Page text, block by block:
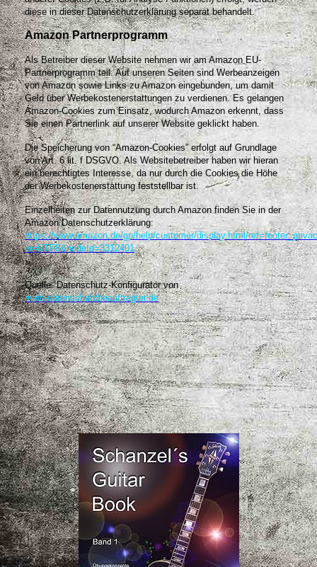
diese in dieser Datenschutzerklärung separat behandelt.
Amazon Partnerprogramm
Als Betreiber dieser Website nehmen wir am Amazon EU-
Partnerprogramm teil. Auf unseren Seiten sind Werbeanzeigen
von Amazon sowie Links zu Amazon eingebunden, um damit
Geld über Werbekostenerstattungen zu verdienen. Es gelangen
Amazon-Cookies zum Einsatz, wodurch Amazon erkennt, dass
Sie einen Partnerlink auf unserer Website geklickt haben.
Die Speicherung von “Amazon-Cookies” erfolgt auf Grundlage
von Art. 6 lit. f DSGVO. Als Websitebetreiber haben wir hieran
ein berechtigtes Interesse, da nur durch die Cookies die Höhe
der Werbekostenerstattung feststellbar ist.
Einzelheiten zur Datennutzung durch Amazon finden Sie in der
Amazon Datenschutzerklärung:
https://www.amazon.de/gp/help/customer/display.html/
ie=UTF8&nodeId=3312401
.
Quelle: Datenschutz-Konfigurator von
mein-datenschutzbeauftragter.de